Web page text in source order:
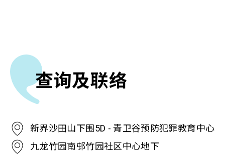
查询及联络
新界沙田山下围5D - 青卫谷预防犯罪教育中心
九龙竹园南邨竹园社区中心地下